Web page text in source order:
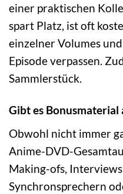
einer praktischen
spart Platz, ist oft
einzelner Volumes
Episode verpassen.
Sammlerstück.
Gibt es Bonusmaterial
Obwohl nicht immer
Anime-DVD-
Making-ofs,
Synchronsprechern